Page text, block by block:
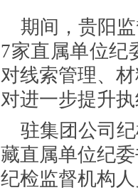
期间，贵阳
7家直属单位纪
对线索管理、
对进一步提升
驻集团公司
藏直属单位纪
纪检监督机构